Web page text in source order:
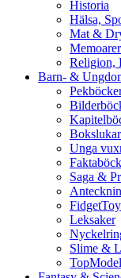
Historia
Hälsa,
Mat &
Religion,
Barn- &
Unga
Saga &
Leksaker
Slime &
TopModel